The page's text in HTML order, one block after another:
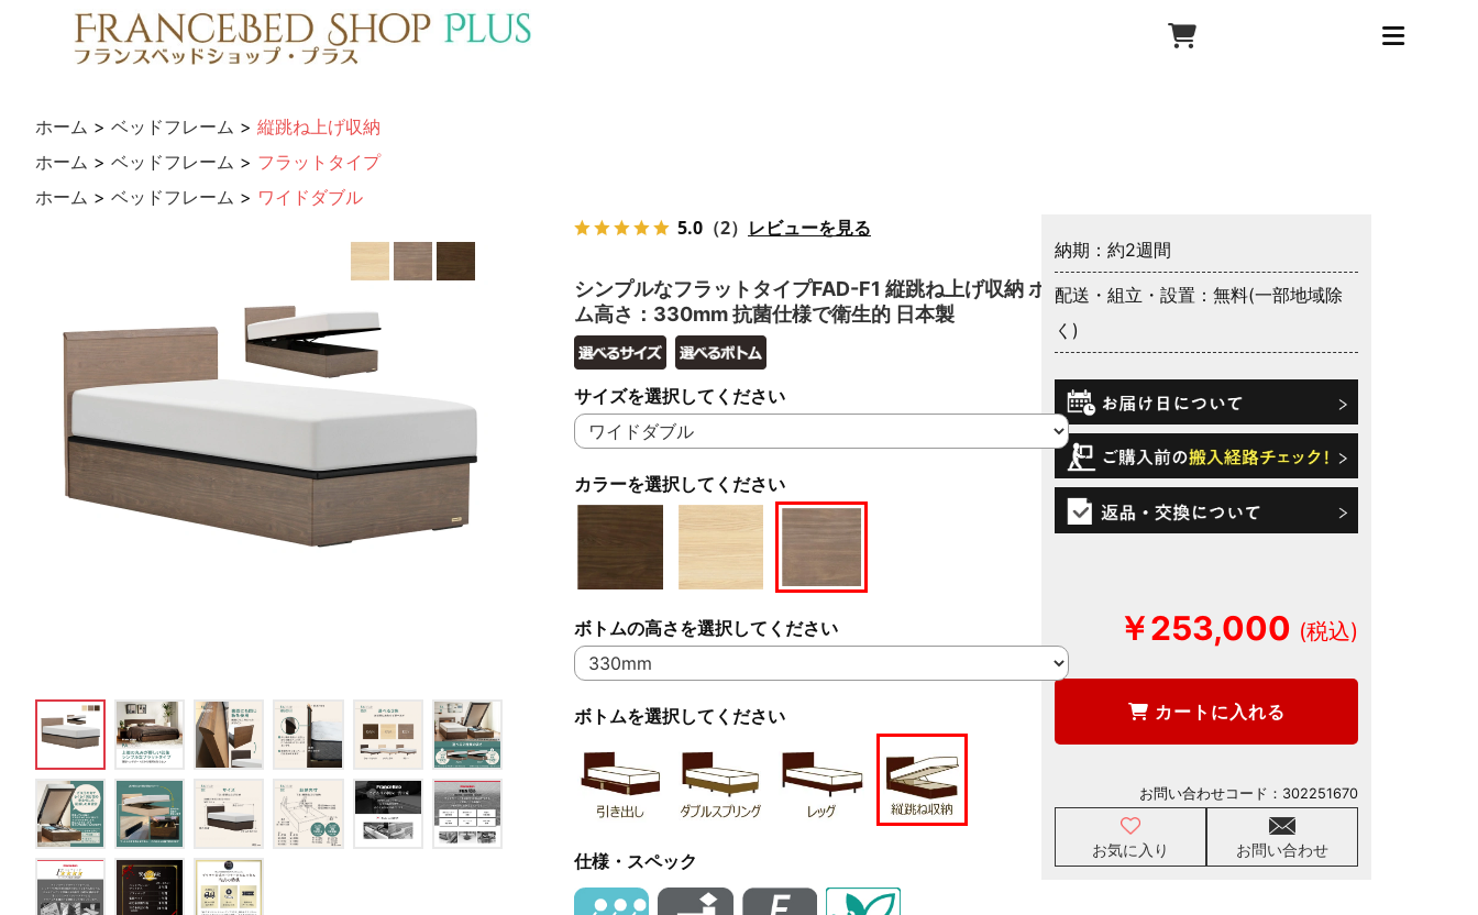
ホーム > ベッドフレーム > 縦跳ね上げ収納
ホーム > ベッドフレーム > フラットタイプ
ホーム > ベッドフレーム > ワイドダブル
5.0 （2） レビューを見る
シンプルなフラットタイプFAD-F1 縦跳ね上げ収納 ボト
ム高さ：330mm 抗菌仕様で衛生的 日本製
カラーを選択してください
サイズを選択してください
ボトムの高さを選択してください
ボトムを選択してください
仕様・スペック
納期：約2週間
配送・組立・設置：無料(一部地域除
く)
￥253,000
カートに入れる
お気に入り お問い合わせ
お問い合わせコード： 302251670